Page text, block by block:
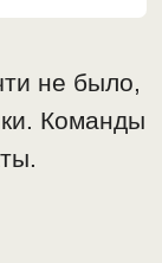
не было,
Команды